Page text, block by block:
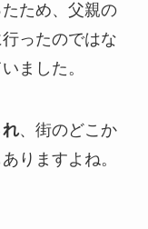
ため、父親の
ったのではな
ました。
、街のどこか
りますよね。